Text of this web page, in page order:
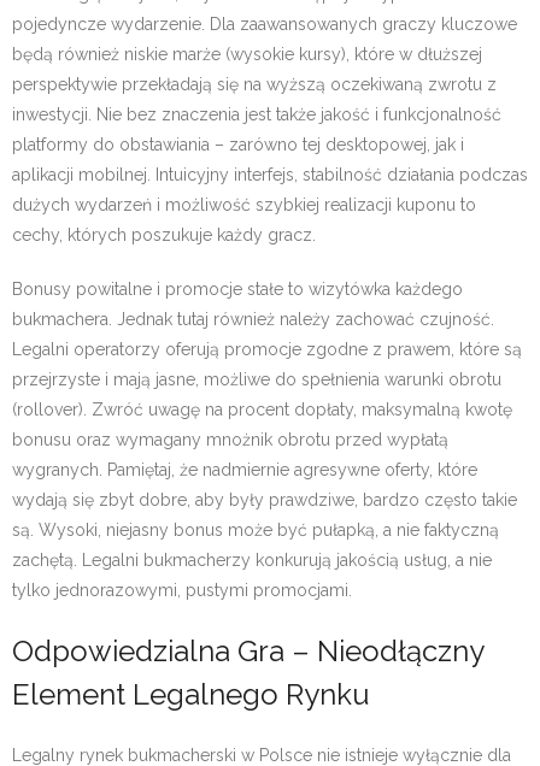
pojedyncze wydarzenie. Dla zaawansowanych graczy kluczowe
będą również niskie marże (wysokie kursy), które w dłuższej
perspektywie przekładają się na wyższą oczekiwaną zwrotu z
inwestycji. Nie bez znaczenia jest także jakość i funkcjonalność
platformy do obstawiania – zarówno tej desktopowej, jak i
aplikacji mobilnej. Intuicyjny interfejs, stabilność działania podczas
dużych wydarzeń i możliwość szybkiej realizacji kuponu to
cechy, których poszukuje każdy gracz.
Bonusy powitalne i promocje stałe to wizytówka każdego
bukmachera. Jednak tutaj również należy zachować czujność.
Legalni operatorzy oferują promocje zgodne z prawem, które są
przejrzyste i mają jasne, możliwe do spełnienia warunki obrotu
(rollover). Zwróć uwagę na procent dopłaty, maksymalną kwotę
bonusu oraz wymagany mnożnik obrotu przed wypłatą
wygranych. Pamiętaj, że nadmiernie agresywne oferty, które
wydają się zbyt dobre, aby były prawdziwe, bardzo często takie
są. Wysoki, niejasny bonus może być pułapką, a nie faktyczną
zachętą. Legalni bukmacherzy konkurują jakością usług, a nie
tylko jednorazowymi, pustymi promocjami.
Odpowiedzialna Gra – Nieodłączny
Element Legalnego Rynku
Legalny rynek bukmacherski w Polsce nie istnieje wyłącznie dla